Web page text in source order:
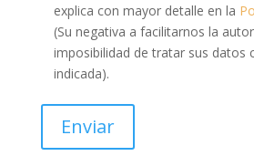
explica con mayor detalle en la
(Su negativa a facilitarnos la
imposibilidad de tratar sus datos
indicada).